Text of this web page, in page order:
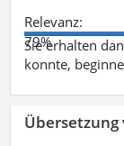
Relevanz:
79%
Sie erhalten
konnte,